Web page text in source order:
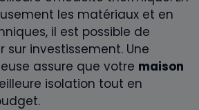
les matériaux et en
il est possible de
sur investissement. Une
assure que votre maison
isolation tout en